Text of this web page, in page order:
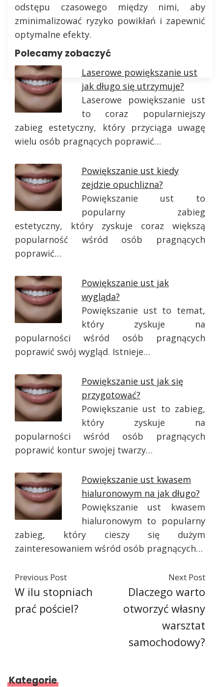
odstępu czasowego między nimi, aby
zminimalizować ryzyko powikłań i zapewnić
optymalne efekty.
Polecamy zobaczyć
Laserowe powiększanie ust
jak długo się utrzymuje?
Laserowe powiększanie ust
to coraz popularniejszy
zabieg estetyczny, który przyciąga uwagę
wielu osób pragnących poprawić…
Powiększanie ust kiedy
zejdzie opuchlizna?
Powiększanie ust to
popularny zabieg
estetyczny, który zyskuje coraz większą
popularność wśród osób pragnących
poprawić…
Powiększanie ust jak
wygląda?
Powiększanie ust to temat,
który zyskuje na
popularności wśród osób pragnących
poprawić swój wygląd. Istnieje…
Powiększanie ust jak się
przygotować?
Powiększanie ust to zabieg,
który zyskuje na
popularności wśród osób pragnących
poprawić kontur swojej twarzy…
Powiększanie ust kwasem
hialuronowym na jak długo?
Powiększanie ust kwasem
hialuronowym to popularny
zabieg, który cieszy się dużym
zainteresowaniem wśród osób pragnących…
Previous Post
W ilu stopniach
prać pościel?
Next Post
Dlaczego warto
otworzyć własny
warsztat
samochodowy?
Kategorie